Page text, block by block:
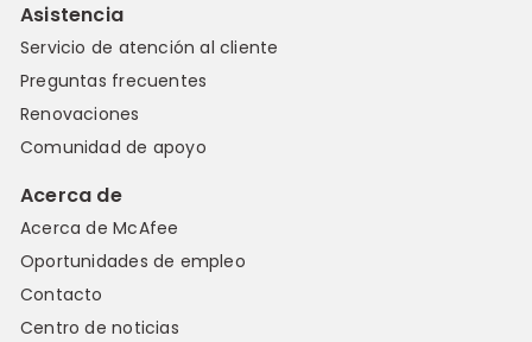
Asistencia
Servicio de atención al cliente
Preguntas frecuentes
Renovaciones
Comunidad de apoyo
Acerca de
Acerca de McAfee
Oportunidades de empleo
Contacto
Centro de noticias